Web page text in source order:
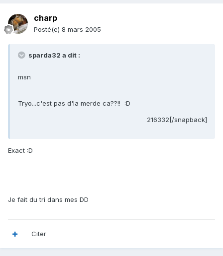
charp
Posté(e) 8 mars 2005
sparda32 a dit :
msn
Tryo...c'est pas d'la merde ca??!! :D
216332[/snapback]
Exact :D
Je fait du tri dans mes DD
Citer